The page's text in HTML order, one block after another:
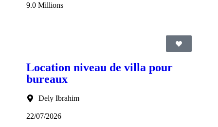
9.0 Millions
Location niveau de villa pour
bureaux
Dely Ibrahim
22/07/2026